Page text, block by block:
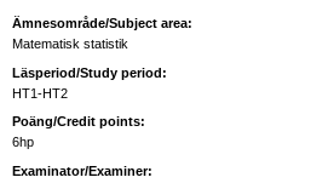
Ämnesområde/Subject area:
Matematisk statistik
Läsperiod/Study period:
HT1-HT2
Poäng/Credit points:
6hp
Examinator/Examiner: